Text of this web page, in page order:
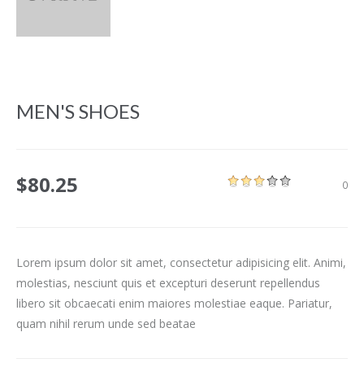
MEN'S SHOES
$80.25 1 2 3 4 5 0
Lorem ipsum dolor sit amet, consectetur adipisicing elit. Animi,
molestias, nesciunt quis et excepturi deserunt repellendus
libero sit obcaecati enim maiores molestiae eaque. Pariatur,
quam nihil rerum unde sed beatae